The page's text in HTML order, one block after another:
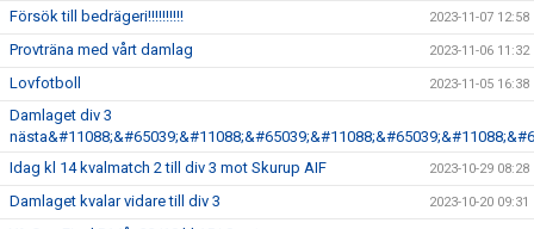
Försök till bedrägeri!!!!!!!!!! 2023-11-07 12:58
Provträna med vårt damlag 2023-11-06 11:32
Lovfotboll 2023-11-05 16:38
Damlaget div 3
Idag kl 14 kvalmatch 2 till div 3 mot Skurup AIF
2023-10-29 08:28
Damlaget kvalar vidare till div 3 2023-10-20 09:31